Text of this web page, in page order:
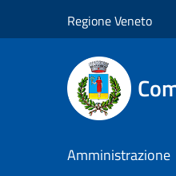
Regione Veneto
Amministrazione